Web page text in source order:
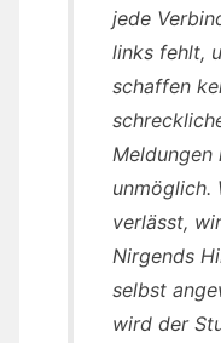
jede
links fehlt,
schaffen
Meldungen
unmöglich.
verlässt,
Nirgends
selbst
wird der